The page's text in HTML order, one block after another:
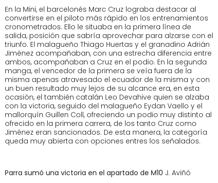
En la Mini, el barcelonés Marc Cruz lograba destacar al
convertirse en el piloto más rápido en los entrenamientos
cronometrados. Ello le situaba en la primera línea de
salida, posición que sabría aprovechar para alzarse con el
triunfo. El malagueño Thiago Huertas y el granadino Adrián
Jiménez acompañaban, con una estrecha diferencia entre
ambos, acompañaban a Cruz en el podio. En la segunda
manga, el vencedor de la primera se veía fuera de la
misma apenas atravesado el ecuador de la misma y con
un buen resultado muy lejos de su alcance era, en esta
ocasión, el también catalán Leo Devahive quien se alzaba
con la victoria, seguido del malagueño Eydan Vaello y el
mallorquín Guillen Coll, ofreciendo un podio muy distinto al
ofrecido en la primera carrera, de los tanto Cruz como
Jiménez eran sancionados. De esta manera, la categoría
queda muy abierta con opciones entres los señalados.
Parra sumó una victoria en el apartado de M10 J. Aviñó